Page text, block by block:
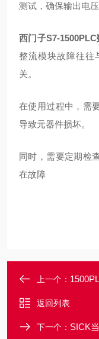
测试，确保输出电
西门子S7-
整流模块故障往往
关。
在使用过程中，需
导致元器件损坏。
同时，需要定期检
在故障
上一个： 1500PLC
返回列表
下一个： SICK当